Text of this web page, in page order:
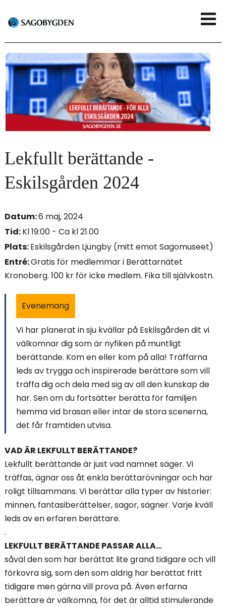
h
u
d
n
n
s
a
m
e
Lekfullt berättande -
Eskilsgården 2024
Datum:6 maj, 2024
Tid:Kl 19:00 - Ca kl 21.00
Plats:Eskilsgården Ljungby (mitt emot Sagomuseet)
Entré:Gratis för medlemmar i Berättarnätet
Kronoberg. 100 kr för icke medlem. Fika till självkostn.
Evenemang
Vi har planerat in sju kvällar på Eskilsgården dit vi
välkomnar dig som är nyfiken på muntligt
berättande. Kom en eller kom på alla! Träffarna
leds av trygga och inspirerade berättare som vill
träffa dig och dela med sig av all den kunskap de
har. Sen om du fortsätter berätta för familjen
hemma vid brasan eller intar de stora scenerna,
det får framtiden utvisa.
VAD ÄR LEKFULLT BERÄTTANDE?
Lekfullt berättande är just vad namnet säger. Vi
träffas, ägnar oss åt enkla berättarövningar och har
roligt tillsammans. Vi berättar alla typer av historier:
minnen, fantasiberättelser, sagor, sägner. Varje kväll
leds av en erfaren berättare.
.
LEKFULLT BERÄTTANDE PASSAR ALLA…
såväl den som har berättat lite grand tidigare och vill
förkovra sig, som den som aldrig har berättat fritt
tidigare men gärna vill prova på. Även erfarna
berättare är välkomna, för det är alltid stimulerande